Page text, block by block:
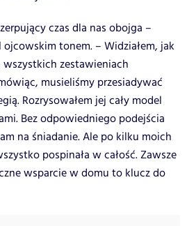
czas dla nas obojga –
ojcowskim tonem. – Widziałem, jak
zestawieniach
musieliśmy przesiadywać
Rozrysowałem jej cały model
Bez odpowiedniego podejścia
na śniadanie. Ale po kilku moich
pospinała w całość. Zawsze
wsparcie w domu to klucz do